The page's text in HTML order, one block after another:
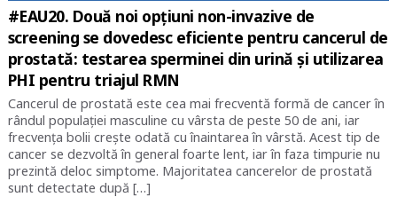
#EAU20. Două noi opțiuni non-invazive de
screening se dovedesc eficiente pentru cancerul de
prostată: testarea sperminei din urină și utilizarea
PHI pentru triajul RMN
Cancerul de prostată este cea mai frecventă formă de cancer în
rândul populației masculine cu vârsta de peste 50 de ani, iar
frecvența bolii crește odată cu înaintarea în vârstă. Acest tip de
cancer se dezvoltă în general foarte lent, iar în faza timpurie nu
prezintă deloc simptome. Majoritatea cancerelor de prostată
sunt detectate după […]